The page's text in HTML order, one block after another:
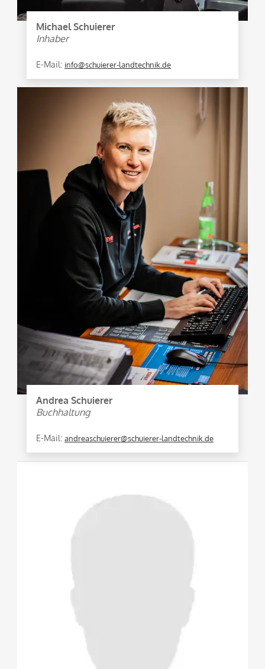
Michael Schuierer
Inhaber
E-Mail: info@schuierer-landtechnik.de
Andrea Schuierer
Buchhaltung
E-Mail: andreaschuierer@schuierer-landtechnik.de